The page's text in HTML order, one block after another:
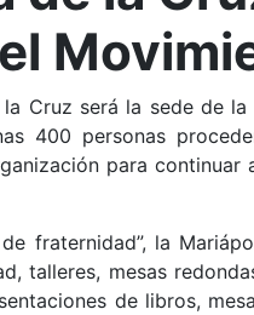
la Cruz será la sede de
400 personas
para
fraternidad”, la
talleres, mesas
de libros,